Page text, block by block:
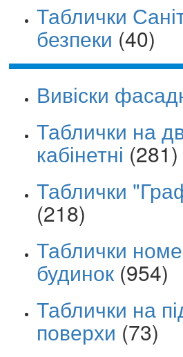
Таблички
безпеки (40)
Вивіски
Таблички на
кабінетні (281)
Таблички
(218)
Таблички
будинок (954)
Таблички на
поверхи (73)